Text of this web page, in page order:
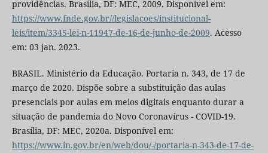
providências. Brasília, DF: MEC, 2009. Disponível em:
https://www.fnde.gov.br//legislacoes/institucional-
leis/item/3345-lei-n-11947-de-16-de-junho-de-2009. Acesso
em: 03 jan. 2023.
BRASIL. Ministério da Educação. Portaria n. 343, de 17 de
março de 2020. Dispõe sobre a substituição das aulas
presenciais por aulas em meios digitais enquanto durar a
situação de pandemia do Novo Coronavírus - COVID-19.
Brasília, DF: MEC, 2020a. Disponível em:
https://www.in.gov.br/en/web/dou/-/portaria-n-343-de-17-de-